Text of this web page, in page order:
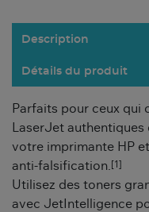
Description
Détails du produit
Parfaits pour ceux qui
LaserJet
votre imprimante HP
anti-falsification. [1]
Utilisez des toners
avec JetIntelligence